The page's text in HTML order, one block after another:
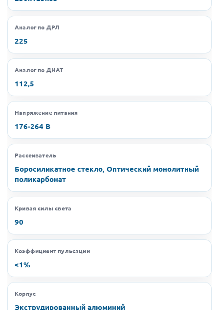
Аналог по ДРЛ
225
Аналог по ДНАТ
112,5
Напряжение питания
176-264 В
Рассеиватель
Боросиликатное стекло, Оптический монолитный
поликарбонат
Кривая силы света
90
Коэффициент пульсации
<1%
Корпус
Экструдированный алюминий